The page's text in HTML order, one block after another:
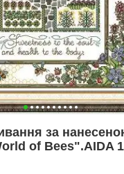
за
of Bees".AIDA